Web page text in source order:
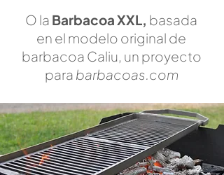
O la Barbacoa XXL, basada
en el modelo original de
barbacoa Caliu, un proyecto
para barbacoas.com